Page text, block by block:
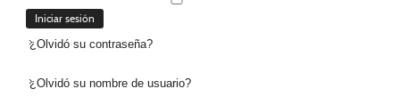
¿Olvidó su contraseña?
¿Olvidó su nombre de usuario?